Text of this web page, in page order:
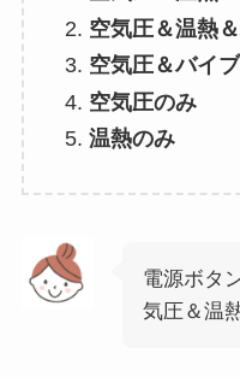
空気圧＆温熱
空気圧＆バイ
空気圧のみ
温熱のみ
電源ボタ
気圧＆温